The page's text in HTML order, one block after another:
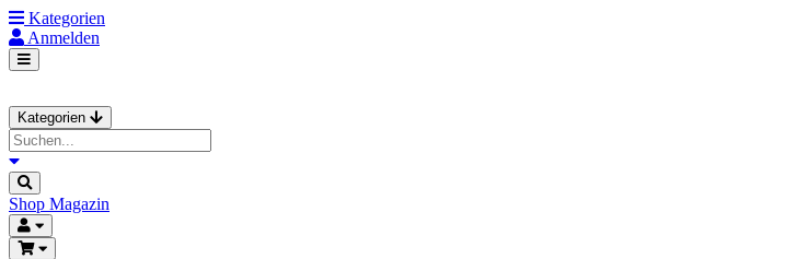
Kategorien
Anmelden
Kategorien
Shop Magazin